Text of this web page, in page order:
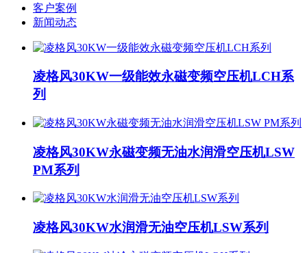
客户案例
新闻动态
凌格风30KW一级能效永磁变频空压机LCH系
列
凌格风30KW永磁变频无油水润滑空压机LSW
PM系列
凌格风30KW水润滑无油空压机LSW系列